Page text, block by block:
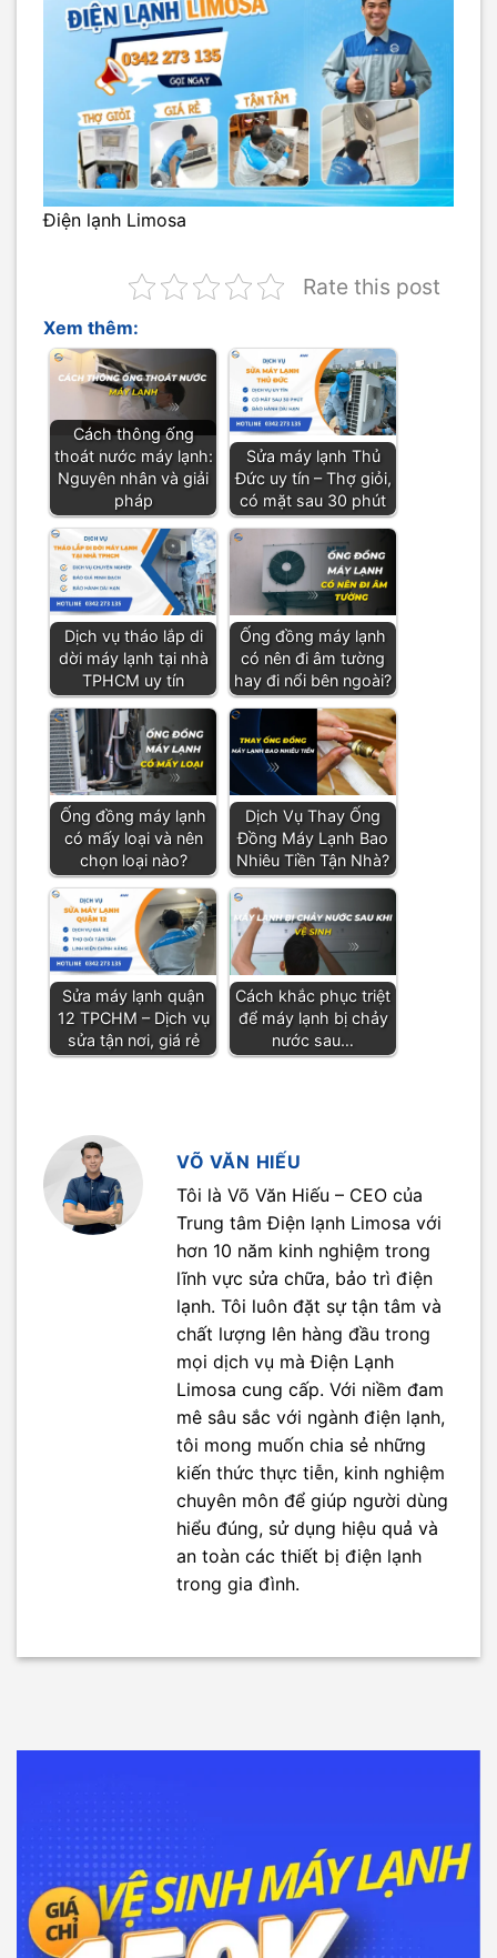
Điện lạnh Limosa
Rate this post
Xem thêm:
Cách thông ống
thoát nước máy lạnh:
Nguyên nhân và giải
pháp
Sửa máy lạnh Thủ
Đức uy tín – Thợ giỏi,
có mặt sau 30 phút
Dịch vụ tháo lắp di
dời máy lạnh tại nhà
TPHCM uy tín
Ống đồng máy lạnh
có nên đi âm tường
hay đi nổi bên ngoài?
Ống đồng máy lạnh
có mấy loại và nên
chọn loại nào?
Dịch Vụ Thay Ống
Đồng Máy Lạnh Bao
Nhiêu Tiền Tận Nhà?
Sửa máy lạnh quận
12 TPCHM – Dịch vụ
sửa tận nơi, giá rẻ
Cách khắc phục triệt
để máy lạnh bị chảy
nước sau…
VÕ VĂN HIẾU
Tôi là Võ Văn Hiếu – CEO của
Trung tâm Điện lạnh Limosa với
hơn 10 năm kinh nghiệm trong
lĩnh vực sửa chữa, bảo trì điện
lạnh. Tôi luôn đặt sự tận tâm và
chất lượng lên hàng đầu trong
mọi dịch vụ mà Điện Lạnh
Limosa cung cấp. Với niềm đam
mê sâu sắc với ngành điện lạnh,
tôi mong muốn chia sẻ những
kiến thức thực tiễn, kinh nghiệm
chuyên môn để giúp người dùng
hiểu đúng, sử dụng hiệu quả và
an toàn các thiết bị điện lạnh
trong gia đình.